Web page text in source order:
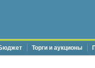
Торги и аукционы